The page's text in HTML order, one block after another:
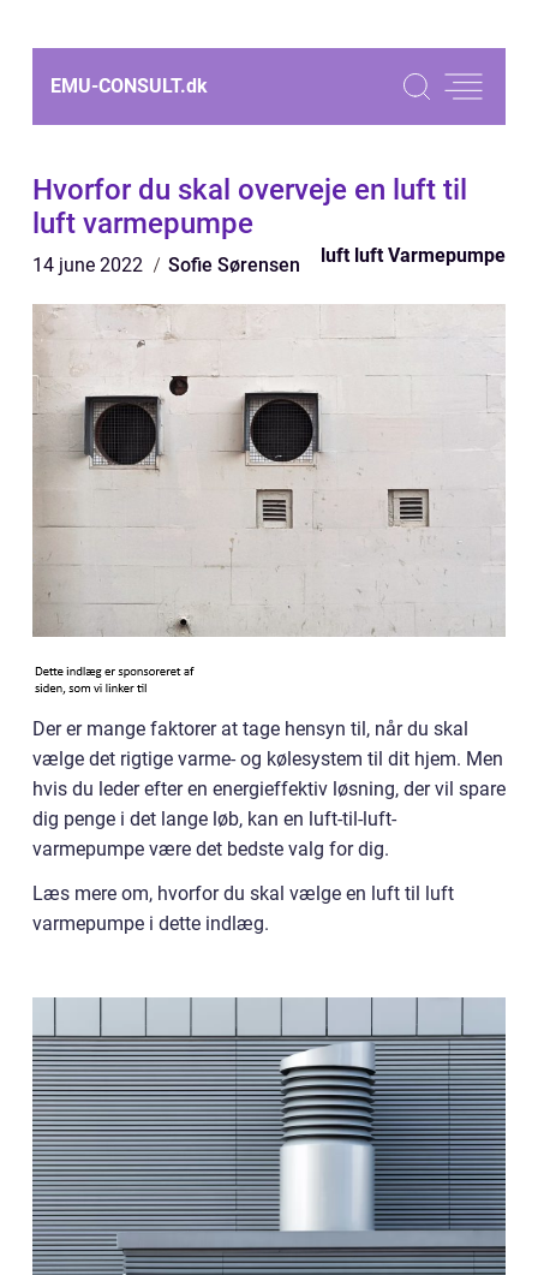
EMU-CONSULT.dk
Hvorfor du skal overveje en luft til
luft varmepumpe
14 june 2022 Sofie Sørensen luft luft Varmepumpe
Der er mange faktorer at tage hensyn til, når du skal
vælge det rigtige varme- og kølesystem til dit hjem. Men
hvis du leder efter en energieffektiv løsning, der vil spare
dig penge i det lange løb, kan en luft-til-luft-
varmepumpe være det bedste valg for dig.
Læs mere om, hvorfor du skal vælge en luft til luft
varmepumpe i dette indlæg.